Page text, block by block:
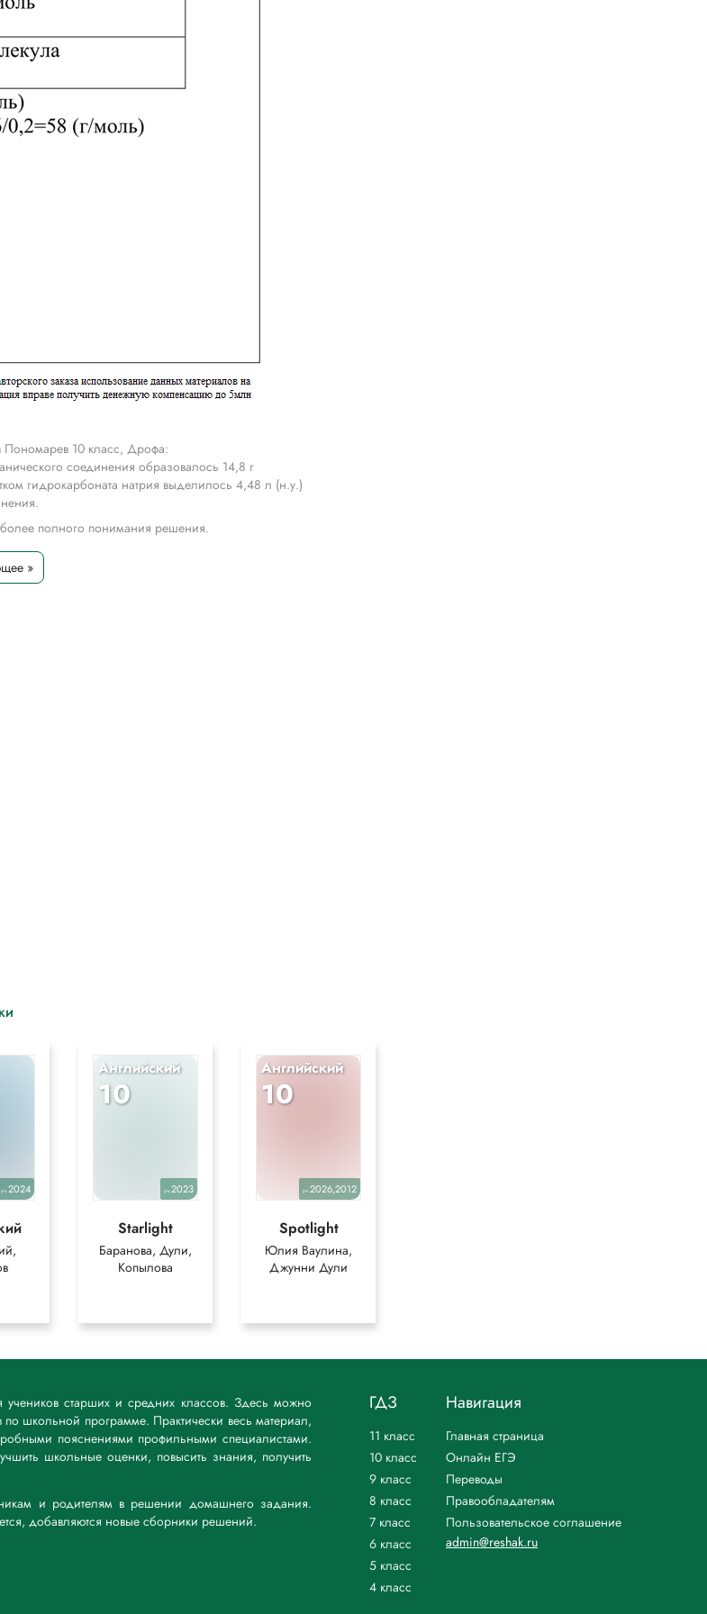
Пономарев 10 класс, Дрофа:
соединения образовалось 14,8 г
гидрокарбоната натрия выделилось 4,48 л (н.у.)
более полного понимания решения.
»
уч.2024
Английский
10
уч.2023
Starlight
Баранова, Дули,
Копылова
Английский
10
уч.2026,2012
Spotlight
Юлия Ваулина,
Джунни Дули
старших и средних классов. Здесь можно
школьной программе. Практически весь материал,
пояснениями профильными специалистами.
школьные оценки, повысить знания, получить
и родителям в решении домашнего задания.
добавляются новые сборники решений.
ГДЗ
11 класс
10 класс
9 класс
8 класс
7 класс
6 класс
5 класс
4 класс
Навигация
Главная страница
Онлайн ЕГЭ
Переводы
Правообладателям
Пользовательское соглашение
admin@reshak.ru